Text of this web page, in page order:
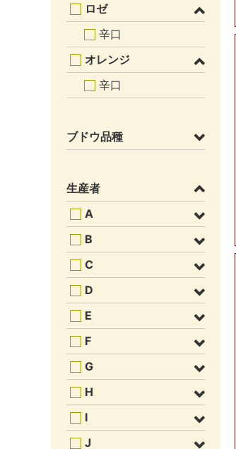
ロゼ
辛口
オレンジ
辛口
ブドウ品種
生産者
A
B
C
D
E
F
G
H
I
J